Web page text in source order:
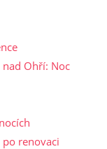
nad Ohří: Noc
renovaci